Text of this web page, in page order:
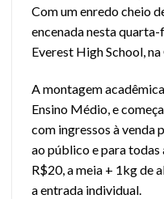
Com um enredo cheio
encenada nesta
Everest High School,
A montagem
Ensino Médio, e
com ingressos à venda
ao público e para todas
R$20, a meia + 1kg de
a entrada individual.